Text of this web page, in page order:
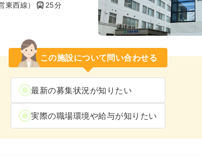
東西線）
25分
この施設について問い合わせる
最新の募集状況が知りたい
実際の職場環境や給与が知りたい